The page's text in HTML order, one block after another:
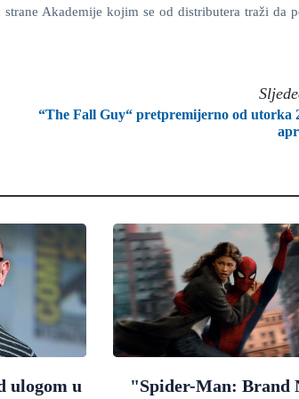
Akademije kojim se od distributera traži da
“The Fall Guy“ pretpremijerno od utorka
ulogom u
"Spider-Man: Brand